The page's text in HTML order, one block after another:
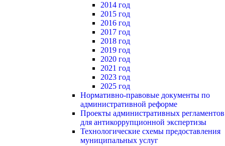
2014 год
2015 год
2016 год
2017 год
2018 год
2019 год
2020 год
2021 год
2023 год
2025 год
Нормативно-правовые документы по
административной реформе
Проекты административных регламентов
для антикоррупционной экспертизы
Технологические схемы предоставления
муниципальных услуг